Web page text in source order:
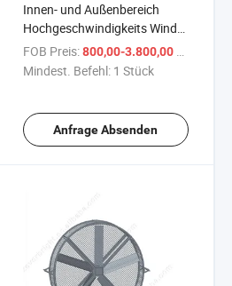
Innen- und Außenbereich
Hochgeschwindigkeits Wind
Beweglicher Bodenventilator
FOB Preis: 800,00-3.800,00 $
Mindest. Befehl: 1 Stück
Anfrage Absenden